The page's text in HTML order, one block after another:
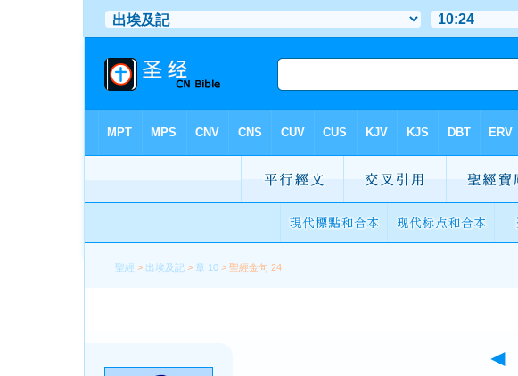
聖經 > 出埃及記 > 章 10 > 聖經金句 24
◄